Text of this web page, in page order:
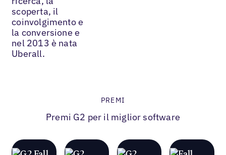
scoperta, il
coinvolgimento e
la conversione e
nel 2013 è nata
Uberall.
PREMI
Premi G2 per il miglior software